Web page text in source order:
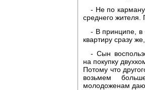
- Не по
среднего жителя.
- В принципе, в
квартиру сразу
- Сын
на покупку
Потому что
возьмем
молодоженам